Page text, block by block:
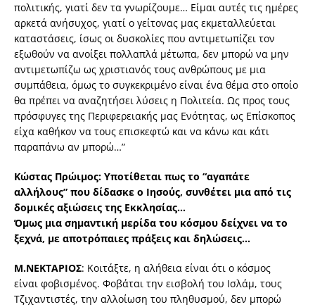
πολιτικής, γιατί δεν τα γνωρίζουμε… Είμαι αυτές τις ημέρες
αρκετά ανήσυχος, γιατί ο γείτονας μας εκμεταλλεύεται
καταστάσεις, ίσως οι δυσκολίες που αντιμετωπίζει τον
εξωθούν να ανοίξει πολλαπλά μέτωπα, δεν μπορώ να μην
αντιμετωπίζω ως χριστιανός τους ανθρώπους με μια
συμπάθεια, όμως το συγκεκριμένο είναι ένα θέμα στο οποίο
θα πρέπει να αναζητήσει λύσεις η Πολιτεία. Ως προς τους
πρόσφυγες της Περιφερειακής μας Ενότητας, ως Επίσκοπος
είχα καθήκον να τους επισκεφτώ και να κάνω και κάτι
παραπάνω αν μπορώ…”
Κώστας Πρώιμος: Υποτίθεται πως το “αγαπάτε
αλλήλους” που δίδασκε ο Ιησούς, συνθέτει μια από τις
δομικές αξιώσεις της Εκκλησίας…
Όμως μια σημαντική μερίδα του κόσμου δείχνει να το
ξεχνά, με αποτρόπαιες πράξεις και δηλώσεις…
Μ.ΝΕΚΤΑΡΙΟΣ: Κοιτάξτε, η αλήθεια είναι ότι ο κόσμος
είναι φοβισμένος. Φοβάται την εισβολή του Ισλάμ, τους
Τζιχαντιστές, την αλλοίωση του πληθυσμού, δεν μπορώ